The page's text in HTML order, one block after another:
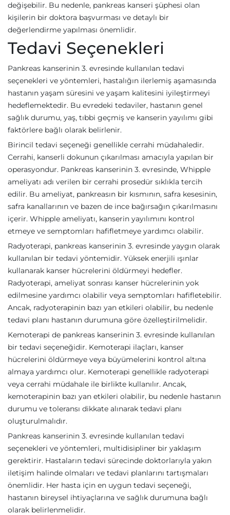
değişebilir. Bu nedenle, pankreas kanseri şüphesi olan
kişilerin bir doktora başvurması ve detaylı bir
değerlendirme yapılması önemlidir.
Tedavi Seçenekleri
Pankreas kanserinin 3. evresinde kullanılan tedavi
seçenekleri ve yöntemleri, hastalığın ilerlemiş aşamasında
hastanın yaşam süresini ve yaşam kalitesini iyileştirmeyi
hedeflemektedir. Bu evredeki tedaviler, hastanın genel
sağlık durumu, yaş, tıbbi geçmiş ve kanserin yayılımı gibi
faktörlere bağlı olarak belirlenir.
Birincil tedavi seçeneği genellikle cerrahi müdahaledir.
Cerrahi, kanserli dokunun çıkarılması amacıyla yapılan bir
operasyondur. Pankreas kanserinin 3. evresinde, Whipple
ameliyatı adı verilen bir cerrahi prosedür sıklıkla tercih
edilir. Bu ameliyat, pankreasın bir kısmının, safra kesesinin,
safra kanallarının ve bazen de ince bağırsağın çıkarılmasını
içerir. Whipple ameliyatı, kanserin yayılımını kontrol
etmeye ve semptomları hafifletmeye yardımcı olabilir.
Radyoterapi, pankreas kanserinin 3. evresinde yaygın olarak
kullanılan bir tedavi yöntemidir. Yüksek enerjili ışınlar
kullanarak kanser hücrelerini öldürmeyi hedefler.
Radyoterapi, ameliyat sonrası kanser hücrelerinin yok
edilmesine yardımcı olabilir veya semptomları hafifletebilir.
Ancak, radyoterapinin bazı yan etkileri olabilir, bu nedenle
tedavi planı hastanın durumuna göre özelleştirilmelidir.
Kemoterapi de pankreas kanserinin 3. evresinde kullanılan
bir tedavi seçeneğidir. Kemoterapi ilaçları, kanser
hücrelerini öldürmeye veya büyümelerini kontrol altına
almaya yardımcı olur. Kemoterapi genellikle radyoterapi
veya cerrahi müdahale ile birlikte kullanılır. Ancak,
kemoterapinin bazı yan etkileri olabilir, bu nedenle hastanın
durumu ve toleransı dikkate alınarak tedavi planı
oluşturulmalıdır.
Pankreas kanserinin 3. evresinde kullanılan tedavi
seçenekleri ve yöntemleri, multidisipliner bir yaklaşım
gerektirir. Hastaların tedavi sürecinde doktorlarıyla yakın
iletişim halinde olmaları ve tedavi planlarını tartışmaları
önemlidir. Her hasta için en uygun tedavi seçeneği,
hastanın bireysel ihtiyaçlarına ve sağlık durumuna bağlı
olarak belirlenmelidir.